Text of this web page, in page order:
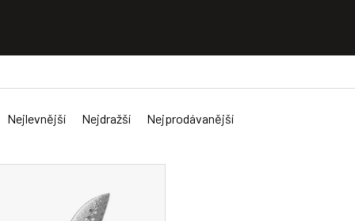
Nejlevnější Nejdražší Nejprodávanější